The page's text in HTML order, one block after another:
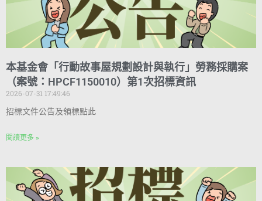
本基金會「行動故事屋規劃設計與執行」勞務採購案
（案號：HPCF1150010）第1次招標資訊
2026-07-31 17:49:46
招標文件公告及領標點此
閱讀更多 »